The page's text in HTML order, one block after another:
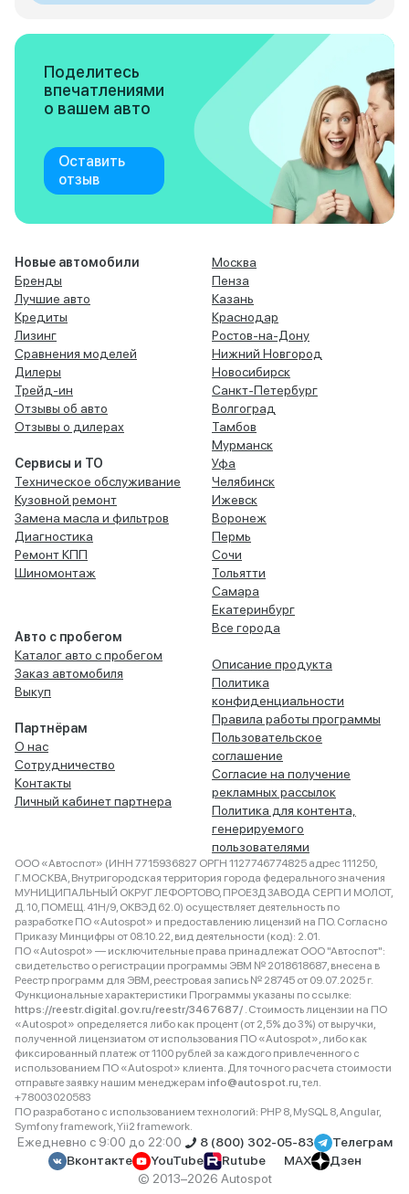
Поделитесь
впечатлениями
о вашем авто
Оставить
отзыв
Новые автомобили
Бренды
Лучшие авто
Кредиты
Лизинг
Сравнения моделей
Дилеры
Трейд-ин
Отзывы об авто
Отзывы о дилерах
Сервисы и ТО
Техническое обслуживание
Кузовной ремонт
Замена масла и фильтров
Диагностика
Ремонт КПП
Шиномонтаж
Авто с пробегом
Каталог авто с пробегом
Заказ автомобиля
Выкуп
Партнёрам
О нас
Сотрудничество
Контакты
Личный кабинет партнера
Москва
Пенза
Казань
Краснодар
Ростов-на-Дону
Нижний Новгород
Новосибирск
Санкт-Петербург
Волгоград
Тамбов
Мурманск
Уфа
Челябинск
Ижевск
Воронеж
Пермь
Сочи
Тольятти
Самара
Екатеринбург
Все города
Описание продукта
Политика
конфиденциальности
Правила работы программы
Пользовательское
соглашение
Согласие на получение
рекламных рассылок
Политика для контента,
генерируемого
пользователями
ООО «Автоспот» (ИНН 7715936827 ОРГН 1127746774825 адрес 111250,
Г.МОСКВА, Внутригородская территория города федерального значения
МУНИЦИПАЛЬНЫЙ ОКРУГ ЛЕФОРТОВО, ПРОЕЗД ЗАВОДА СЕРП И МОЛОТ,
Д. 10, ПОМЕЩ. 41Н/9, ОКВЭД 62.0) осуществляет деятельность по
разработке ПО «Autospot» и предоставлению лицензий на ПО. Согласно
Приказу Минцифры от 08.10.22, вид деятельности (код): 2.01.
ПО «Autospot» — исключительные права принадлежат ООО "Автоспот":
свидетельство о регистрации программы ЭВМ № 2018618687, внесена в
Реестр программ для ЭВМ, реестровая запись № 28745 от 09.07.2025 г.
Функциональные характеристики Программы указаны по ссылке:
https://reestr.digital.gov.ru/reestr/3467687/ . Стоимость лицензии на ПО
«Autospot» определяется либо как процент (от 2,5% до 3%) от выручки,
полученной лицензиатом от использования ПО «Autospot», либо как
фиксированный платеж от 1100 рублей за каждого привлеченного с
использованием ПО «Autospot» клиента. Для точного расчета стоимости
отправьте заявку нашим менеджерам info@autospot.ru, тел.
+78003020583
ПО разработано с использованием технологий: PHP 8, MySQL 8, Angular,
Symfony framework, Yii2 framework.
Ежедневно с 9:00 до 22:00 8 (800) 302-05-83
Телеграм
Вконтакте
YouTube Rutube MAX
Дзен
© 2013–2026 Autospot